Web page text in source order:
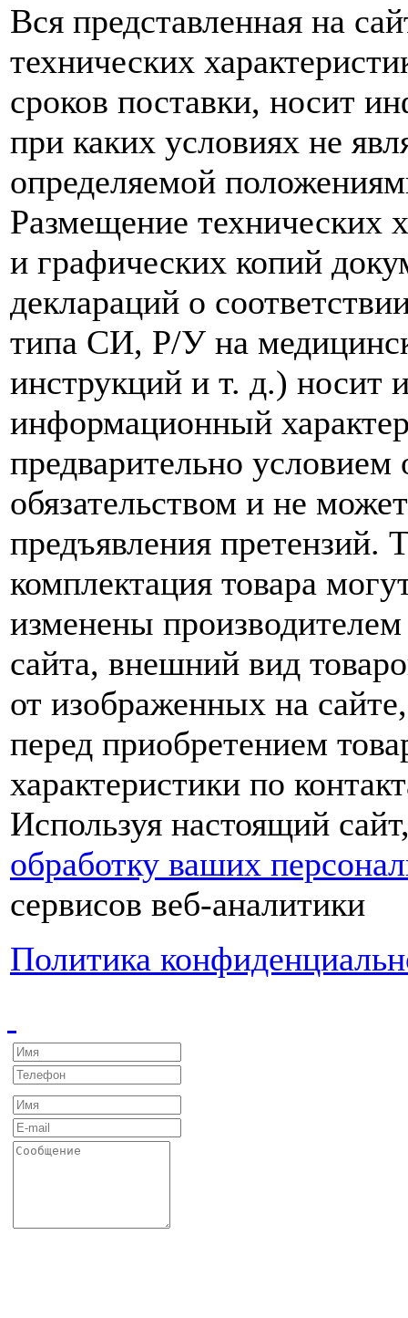
Вся представленная на
технических
сроков поставки, носит
при каких условиях не
определяемой
Размещение технических
и графических копий
деклараций о
типа СИ, Р/У на
инструкций и т. д.) носит
информационный
предварительно условием
обязательством и не
предъявления претензий.
комплектация товара
изменены производителем
сайта, внешний вид
от изображенных на
перед приобретением
характеристики по
Используя настоящий
обработку ваших
сервисов веб-аналитики
Политика